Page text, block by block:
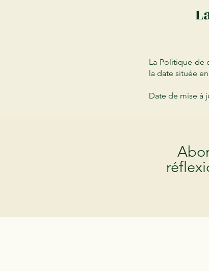
La Politique de
la date située
Date de mise à